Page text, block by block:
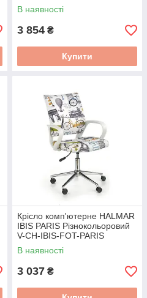
В наявності
3 854 ₴
Купити
Крісло комп'ютерне HALMAR
IBIS PARIS Різнокольоровий
V-CH-IBIS-FOT-PARIS
В наявності
3 037 ₴